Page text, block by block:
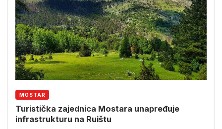
MOSTAR
Turistička zajednica Mostara unapređuje
infrastrukturu na Ruištu